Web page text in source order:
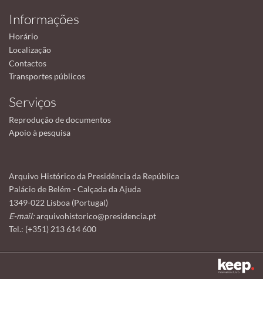
Informações
Horário
Localização
Contactos
Transportes públicos
Serviços
Reprodução de documentos
Apoio à pesquisa
Arquivo Histórico da Presidência da República
Palácio de Belém - Calçada da Ajuda
1349-022 Lisboa (Portugal)
E-mail:arquivohistorico@presidencia.pt
Tel.: (+351) 213 614 600